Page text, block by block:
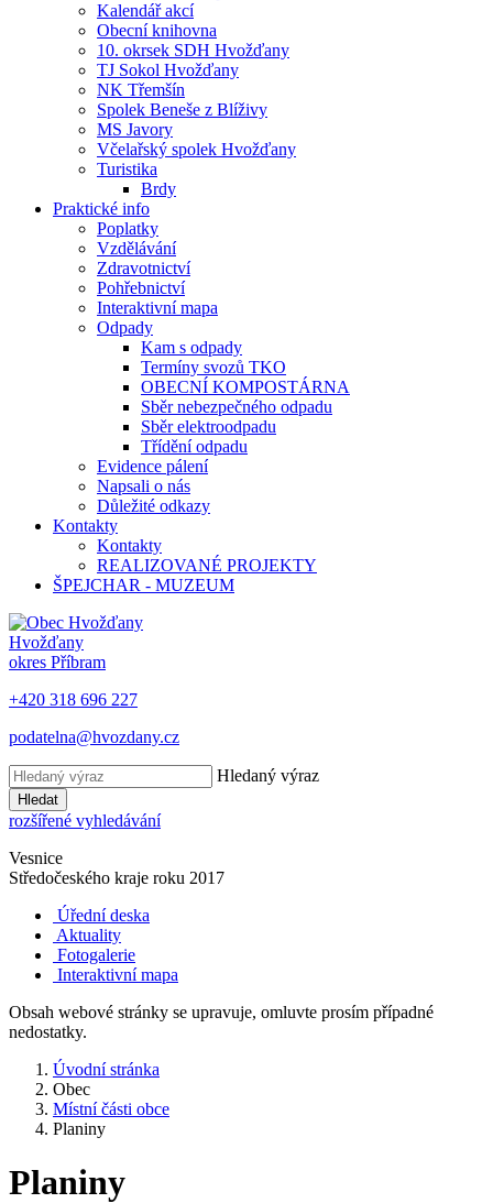
Kalendář akcí
Obecní knihovna
10. okrsek SDH Hvožďany
TJ Sokol Hvožďany
NK Třemšín
Spolek Beneše z Blíživy
MS Javory
Včelařský spolek Hvožďany
Turistika
Brdy
Praktické info
Poplatky
Vzdělávání
Zdravotnictví
Pohřebnictví
Interaktivní mapa
Odpady
Kam s odpady
Termíny svozů TKO
OBECNÍ KOMPOSTÁRNA
Sběr nebezpečného odpadu
Sběr elektroodpadu
Třídění odpadu
Evidence pálení
Napsali o nás
Důležité odkazy
Kontakty
Kontakty
REALIZOVANÉ PROJEKTY
ŠPEJCHAR - MUZEUM
Hvožďany
okres Příbram
+420 318 696 227
podatelna@hvozdany.cz
Hledaný výraz
Hledat
rozšířené vyhledávání
Vesnice
Středočeského kraje roku 2017
Úřední deska
Aktuality
Fotogalerie
Interaktivní mapa
Obsah webové stránky se upravuje, omluvte prosím případné
nedostatky.
Úvodní stránka
Obec
Místní části obce
Planiny
Planiny